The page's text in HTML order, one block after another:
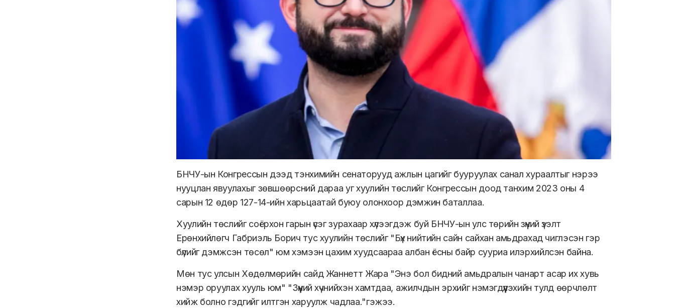
БНЧУ-ын Конгрессын дээд тэнхимийн сенаторууд ажлын цагийг бууруулах санал хураалтыг нэрээ
нууцлан явуулахыг зөвшөөрсний дараа уг хуулийн төслийг Конгрессын доод танхим 2023 оны 4
сарын 12 өдөр 127-14-ийн харьцаатай буюу олонхоор дэмжин баталлаа.
Хуулийн төслийг соёрхон гарын үсэг зурахаар хүлээгдэж буй БНЧУ-ын улс төрийн зүүний үзэлт
Ерөнхийлөгч Габриэль Борич тус хуулийн төслийг "Бүх нийтийн сайн сайхан амьдрахад чиглэсэн гэр
бүлийг дэмжсэн төсөл" юм хэмээн цахим хуудсаараа албан ёсны байр сууриа илэрхийлсэн байна.
Мөн тус улсын Хөдөлмөрийн сайд Жаннетт Жара "Энэ бол бидний амьдралын чанарт асар их хувь
нэмэр оруулах хууль юм" "Зүүний хүчнийхэн хамтдаа, ажилчдын эрхийг нэмэгдүүлэхийн тулд өөрчлөлт
хийж болно гэдгийг илтгэн харуулж чадлаа."гэжээ.